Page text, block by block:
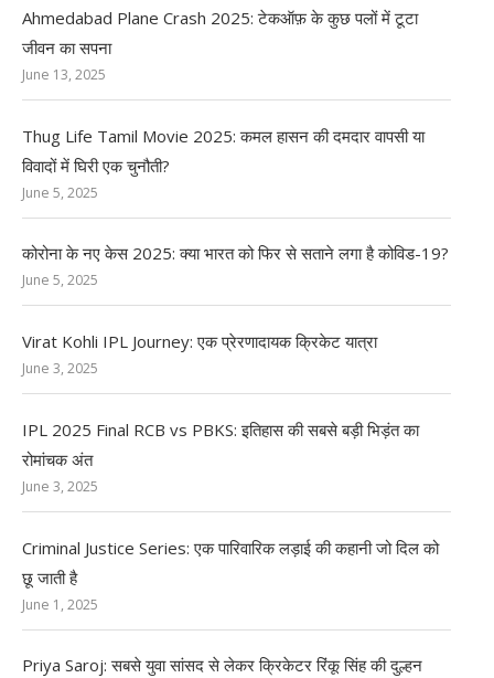
Ahmedabad Plane Crash 2025: टेकऑफ़ के कुछ पलों में टूटा
जीवन का सपना
June 13, 2025
Thug Life Tamil Movie 2025: कमल हासन की दमदार वापसी या
विवादों में घिरी एक चुनौती?
June 5, 2025
कोरोना के नए केस 2025: क्या भारत को फिर से सताने लगा है कोविड-19?
June 5, 2025
Virat Kohli IPL Journey: एक प्रेरणादायक क्रिकेट यात्रा
June 3, 2025
IPL 2025 Final RCB vs PBKS: इतिहास की सबसे बड़ी भिड़ंत का
रोमांचक अंत
June 3, 2025
Criminal Justice Series: एक पारिवारिक लड़ाई की कहानी जो दिल को
छू जाती है
June 1, 2025
Priya Saroj: सबसे युवा सांसद से लेकर क्रिकेटर रिंकू सिंह की दुल्हन